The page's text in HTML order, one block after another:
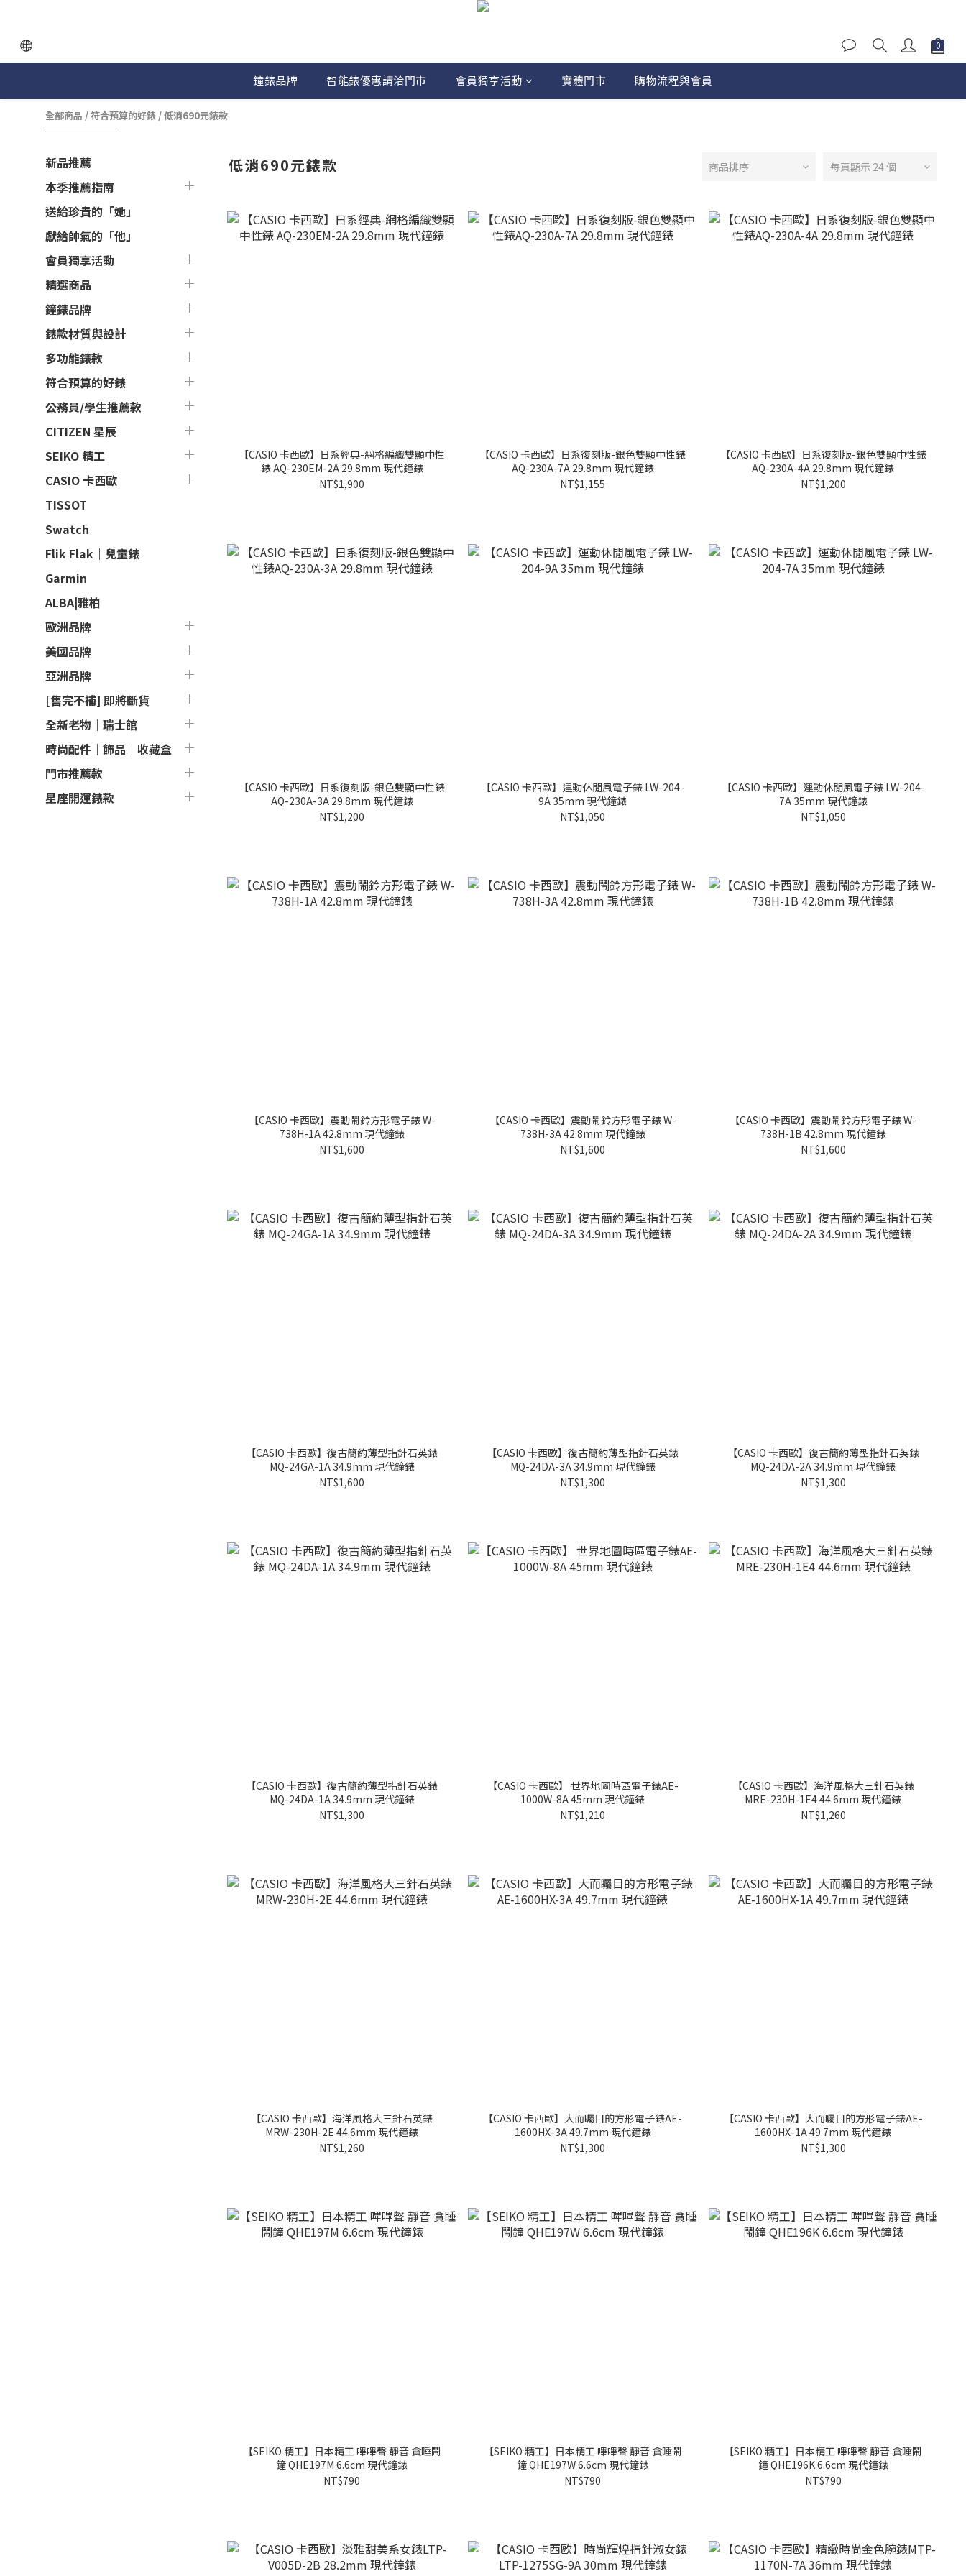
鐘錶品牌 智能錶優惠請洽門市 會員獨享活動 實體門市 購物流程與會員
全部商品 /符合預算的好錶 /低消690元錶款
新品推薦
本季推薦指南
送給珍貴的「她」
獻給帥氣的「他」
會員獨享活動
精選商品
鐘錶品牌
錶款材質與設計
多功能錶款
符合預算的好錶
公務員/學生推薦款
CITIZEN 星辰
SEIKO 精工
CASIO 卡西歐
TISSOT
Swatch
Flik Flak｜兒童錶
Garmin
ALBA|雅柏
歐洲品牌
美國品牌
亞洲品牌
[售完不補] 即將斷貨
全新老物｜瑞士館
時尚配件｜飾品｜收藏盒
門市推薦款
星座開運錶款
低消690元錶款 商品排序 每頁顯示 24 個
【CASIO 卡西歐】日系經典-網格編織雙顯中性
錶 AQ-230EM-2A 29.8mm 現代鐘錶
NT$1,900
【CASIO 卡西歐】日系復刻版-銀色雙顯中性錶
AQ-230A-7A 29.8mm 現代鐘錶
NT$1,155
【CASIO 卡西歐】日系復刻版-銀色雙顯中性錶
AQ-230A-4A 29.8mm 現代鐘錶
NT$1,200
【CASIO 卡西歐】日系復刻版-銀色雙顯中性錶
AQ-230A-3A 29.8mm 現代鐘錶
NT$1,200
【CASIO 卡西歐】運動休閒風電子錶 LW-204-
9A 35mm 現代鐘錶
NT$1,050
【CASIO 卡西歐】運動休閒風電子錶 LW-204-
7A 35mm 現代鐘錶
NT$1,050
【CASIO 卡西歐】震動鬧鈴方形電子錶 W-
738H-1A 42.8mm 現代鐘錶
NT$1,600
【CASIO 卡西歐】震動鬧鈴方形電子錶 W-
738H-3A 42.8mm 現代鐘錶
NT$1,600
【CASIO 卡西歐】震動鬧鈴方形電子錶 W-
738H-1B 42.8mm 現代鐘錶
NT$1,600
【CASIO 卡西歐】復古簡約薄型指針石英錶
MQ-24GA-1A 34.9mm 現代鐘錶
NT$1,600
【CASIO 卡西歐】復古簡約薄型指針石英錶
MQ-24DA-3A 34.9mm 現代鐘錶
NT$1,300
【CASIO 卡西歐】復古簡約薄型指針石英錶
MQ-24DA-2A 34.9mm 現代鐘錶
NT$1,300
【CASIO 卡西歐】復古簡約薄型指針石英錶
MQ-24DA-1A 34.9mm 現代鐘錶
NT$1,300
【CASIO 卡西歐】 世界地圖時區電子錶AE-
1000W-8A 45mm 現代鐘錶
NT$1,210
【CASIO 卡西歐】海洋風格大三針石英錶
MRE-230H-1E4 44.6mm 現代鐘錶
NT$1,260
【CASIO 卡西歐】海洋風格大三針石英錶
MRW-230H-2E 44.6mm 現代鐘錶
NT$1,260
【CASIO 卡西歐】大而矚目的方形電子錶AE-
1600HX-3A 49.7mm 現代鐘錶
NT$1,300
【CASIO 卡西歐】大而矚目的方形電子錶AE-
1600HX-1A 49.7mm 現代鐘錶
NT$1,300
【SEIKO 精工】日本精工 嗶嗶聲 靜音 貪睡鬧
鐘 QHE197M 6.6cm 現代鐘錶
NT$790
【SEIKO 精工】日本精工 嗶嗶聲 靜音 貪睡鬧
鐘 QHE197W 6.6cm 現代鐘錶
NT$790
【SEIKO 精工】日本精工 嗶嗶聲 靜音 貪睡鬧
鐘 QHE196K 6.6cm 現代鐘錶
NT$790